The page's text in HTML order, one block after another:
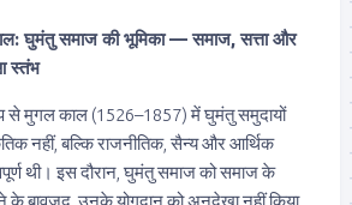
घुमंतु समाज की भूमिका — समाज, सत्ता और
स्तंभ
से मुगल काल (1526–1857) में घुमंतु समुदायों
नहीं, बल्कि राजनीतिक, सैन्य और आर्थिक
थी। इस दौरान, घुमंतु समाज को समाज के
के बावजूद, उनके योगदान को अनदेखा नहीं किया